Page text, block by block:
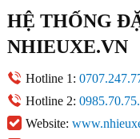
HỆ THỐNG
NHIEUXE.VN
Hotline 1:
Hotline 2:
Website: